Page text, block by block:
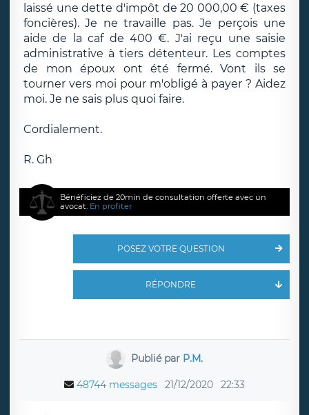
laissé une dette d'impôt de 20 000,00 € (taxes
foncières). Je ne travaille pas. Je perçois une
aide de la caf de 400 €. J'ai reçu une saisie
administrative à tiers détenteur. Les comptes
de mon époux ont été fermé. Vont ils se
tourner vers moi pour m'obligé à payer ? Aidez
moi. Je ne sais plus quoi faire.
Cordialement.
R. Gh
Bénéficiez de 20min de consultation offerte avec un
avocat. En profiter
POSEZ VOTRE QUESTION
RÉPONDRE
Publié par P.M.
48744 messages 21/12/2020 22:33